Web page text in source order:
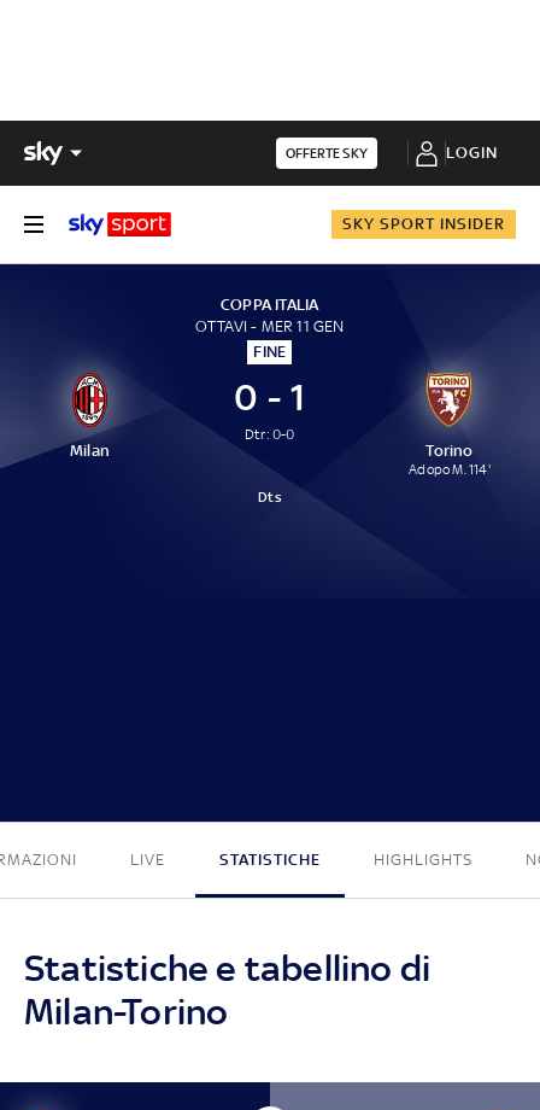
OFFERTE SKY LOGIN
SKY SPORT INSIDER
COPPA ITALIA
OTTAVI - MER 11 GEN
FINE
Milan
0 - 1
Dtr: 0-0
Torino
Adopo M. 114'
Dts
LIVE STATISTICHE HIGHLIGHTS
Statistiche e tabellino di
Milan-Torino